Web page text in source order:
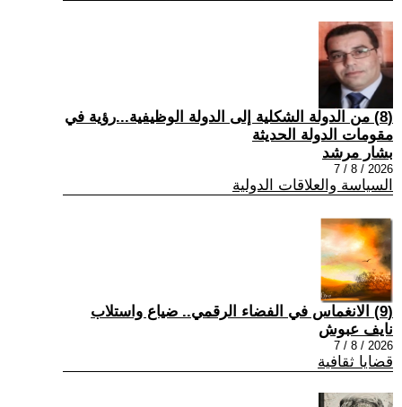
(8) من الدولة الشكلية إلى الدولة الوظيفية...رؤية في
مقومات الدولة الحديثة
بشار مرشد
2026 / 8 / 7
السياسة والعلاقات الدولية
(9) الانغماس في الفضاء الرقمي.. ضياع واستلاب
نايف عبوش
2026 / 8 / 7
قضايا ثقافية